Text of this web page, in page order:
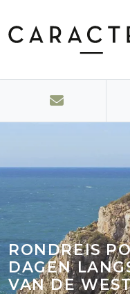
RONDREIS
DAGEN
VAN DE